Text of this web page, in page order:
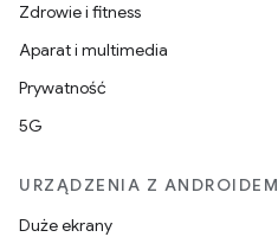
Zdrowie i fitness
Aparat i multimedia
Prywatność
5G
URZĄDZENIA Z ANDROIDEM
Duże ekrany